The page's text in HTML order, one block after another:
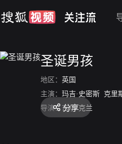
圣诞男孩
地区： 英国
主演： 玛吉·史密斯 克里
导演： 吉尔·克兰
分享